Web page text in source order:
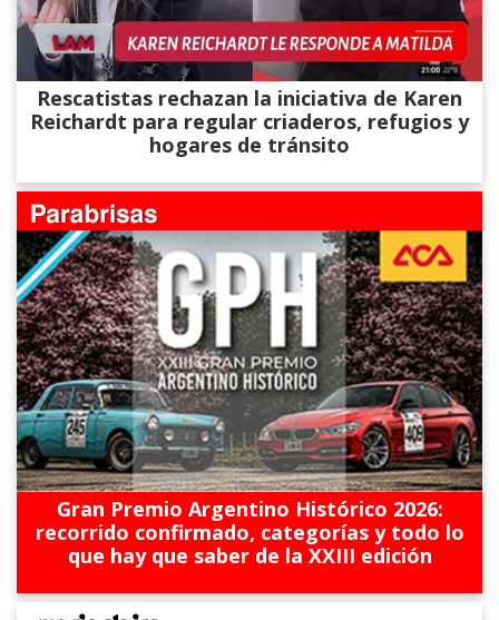
Rescatistas rechazan la iniciativa de Karen
Reichardt para regular criaderos, refugios y
hogares de tránsito
Gran Premio Argentino Histórico 2026:
recorrido confirmado, categorías y todo lo
que hay que saber de la XXIII edición